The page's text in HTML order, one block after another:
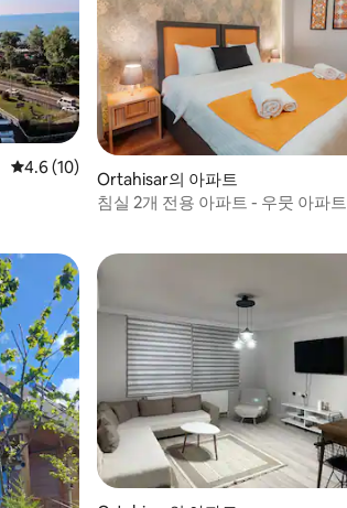
평점 4.6점(5점 만점), 후기 10개
4.6 (10)
Ortahisar의 아파트
침실 2개 전용 아파트 - 우뭇 아파트